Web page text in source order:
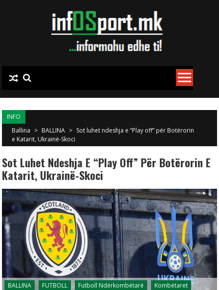
INFO
Ballina > BALLINA > Sot luhet ndeshja e “Play off” për Botërorin
e Katarit, Ukrainë-Skoci
Sot Luhet Ndeshja E “Play Off” Për Botërorin E
Katarit, Ukrainë-Skoci
BALLINA FUTBOLL Futboll Ndërkombëtarë Kombëtaret